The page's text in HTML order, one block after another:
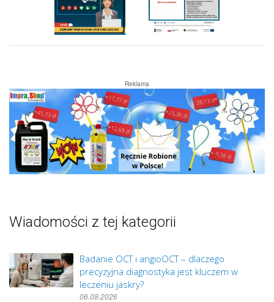
Reklama
Wiadomości z tej kategorii
Badanie OCT i angioOCT – dlaczego
precyzyjna diagnostyka jest kluczem w
leczeniu jaskry?
06.08.2026